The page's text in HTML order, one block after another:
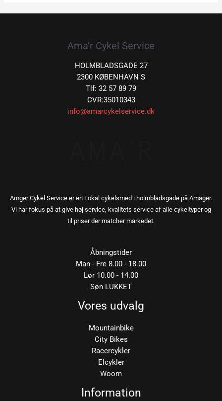
Ama’r Cykel Service
HOLMBLADSGADE 27
2300 KØBENHAVN S
Tlf: 32 57 89 79
CVR:35010343
info@amarcykelservice.dk
Amger Cykel Service er en Lokal cykelsmed i holmbladsgade på Amager.
Vi har fokus på at give høj service, kvalitets service af alle cykeltyper og
til priser der matcher markedet.
Åbningstider
Man - Fre 8.00 - 18.00
Lør 10.00 - 14.00
Søn LUKKET
Vores udvalg
Mountainbike
City Bikes
Racercykler
Elcykler
Woom
Information